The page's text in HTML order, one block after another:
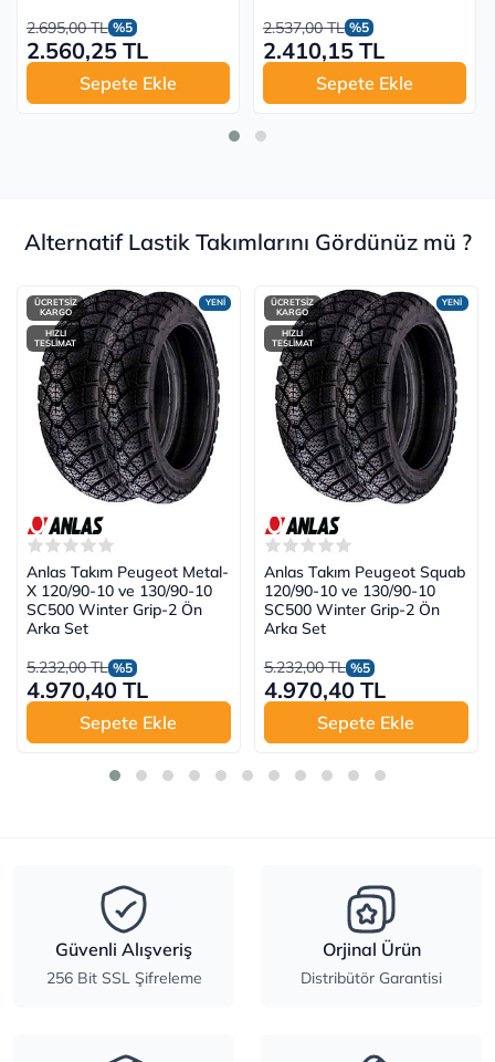
2.695,00 TL %5
2.560,25 TL
Sepete Ekle
2.537,00 TL %5
2.410,15 TL
Sepete Ekle
Alternatif Lastik Takımlarını Gördünüz mü ?
YENİ
ÜCRETSİZ
KARGO
HIZLI
TESLİMAT
Anlas Takım Peugeot Metal-
X 120/90-10 ve 130/90-10
SC500 Winter Grip-2 Ön
Arka Set
5.232,00 TL %5
4.970,40 TL
Sepete Ekle
YENİ
ÜCRETSİZ
KARGO
HIZLI
TESLİMAT
Anlas Takım Peugeot Squab
120/90-10 ve 130/90-10
SC500 Winter Grip-2 Ön
Arka Set
5.232,00 TL %5
4.970,40 TL
Sepete Ekle
Güvenli Alışveriş
256 Bit SSL Şifreleme
Orjinal Ürün
Distribütör Garantisi